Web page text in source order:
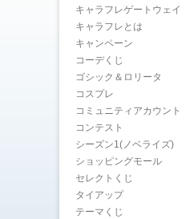
キャラフレゲートウェイ
キャラフレとは
キャンペーン
コーデくじ
ゴシック＆ロリータ
コスプレ
コミュニティアカウント
コンテスト
シーズン1(ノベライズ)
ショッピングモール
セレクトくじ
タイアップ
テーマくじ